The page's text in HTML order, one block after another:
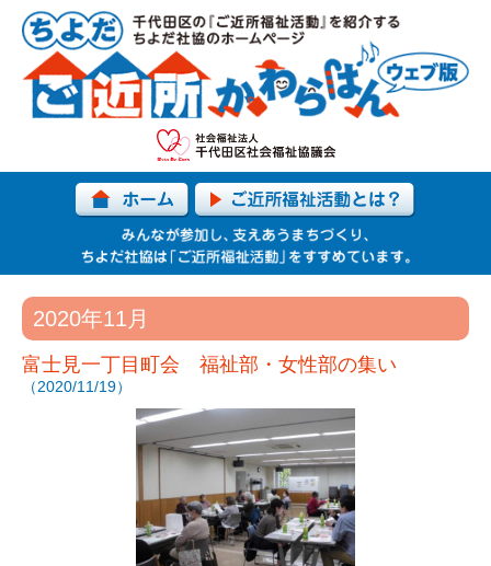
2020年11月
富士見一丁目町会 福祉部・女性部の集い
（2020/11/19）